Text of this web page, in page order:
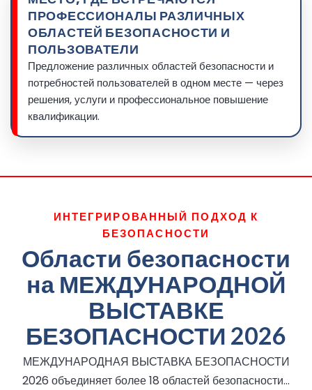
ПРОФЕССИОНАЛЫ РАЗЛИЧНЫХ
ОБЛАСТЕЙ БЕЗОПАСНОСТИ И
ПОЛЬЗОВАТЕЛИ
Предложение различных областей безопасности и
потребностей пользователей в одном месте — через
решения, услуги и профессиональное повышение
квалификации.
ИНТЕГРИРОВАННЫЙ ПОДХОД К
БЕЗОПАСНОСТИ
Области безопасности
на МЕЖДУНАРОДНОЙ
ВЫСТАВКЕ
БЕЗОПАСНОСТИ 2026
МЕЖДУНАРОДНАЯ ВЫСТАВКА БЕЗОПАСНОСТИ
2026 объединяет более 18 областей безопасности…